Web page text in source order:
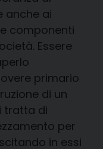
anche ai
componenti
Essere
primario
di un
tratta di
per
in essi